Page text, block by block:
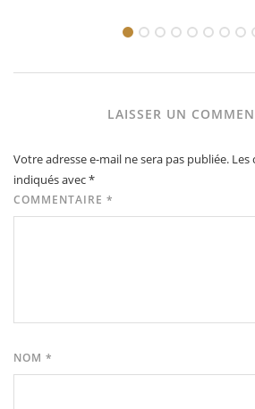
LAISSER UN
Votre adresse e-mail ne sera pas publiée. Les
indiqués avec*
COMMENTAIRE *
NOM *